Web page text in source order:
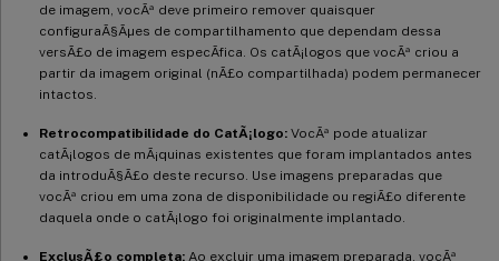
de imagem, vocÃª deve primeiro remover quaisquer
configuraÃ§Ãµes de compartilhamento que dependam dessa
versÃ£o de imagem especÃ­fica. Os catÃ¡logos que vocÃª criou a
partir da imagem original (nÃ£o compartilhada) podem permanecer
intactos.
Retrocompatibilidade do CatÃ¡logo: VocÃª pode atualizar
catÃ¡logos de mÃ¡quinas existentes que foram implantados antes
da introduÃ§Ã£o deste recurso. Use imagens preparadas que
vocÃª criou em uma zona de disponibilidade ou regiÃ£o diferente
daquela onde o catÃ¡logo foi originalmente implantado.
ExclusÃ£o completa: Ao excluir uma imagem preparada, vocÃª